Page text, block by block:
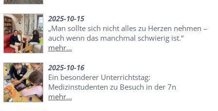
2025-10-15
„Man sollte sich nicht alles zu Herzen nehmen –
auch wenn das manchmal schwierig ist.“
mehr...
2025-10-16
Ein besonderer Unterrichtstag:
Medizinstudenten zu Besuch in der 7n
mehr...